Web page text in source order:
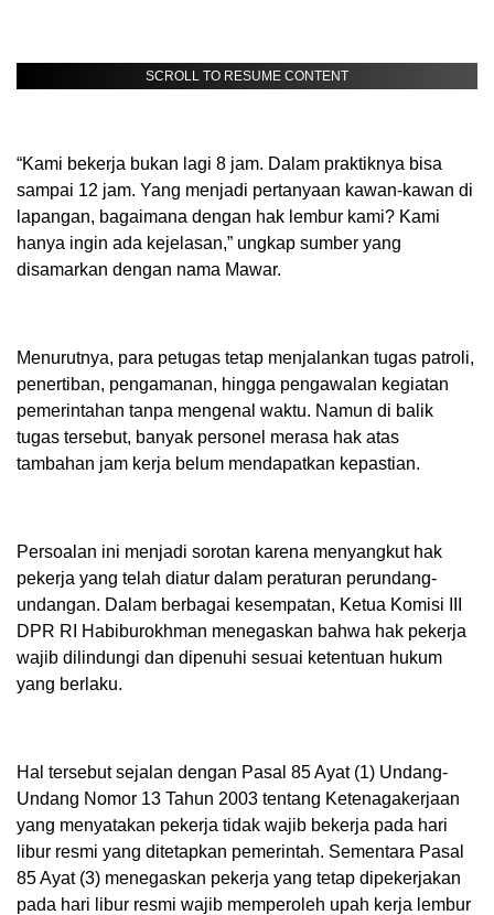
SCROLL TO RESUME CONTENT
“Kami bekerja bukan lagi 8 jam. Dalam praktiknya bisa
sampai 12 jam. Yang menjadi pertanyaan kawan-kawan di
lapangan, bagaimana dengan hak lembur kami? Kami
hanya ingin ada kejelasan,” ungkap sumber yang
disamarkan dengan nama Mawar.
Menurutnya, para petugas tetap menjalankan tugas patroli,
penertiban, pengamanan, hingga pengawalan kegiatan
pemerintahan tanpa mengenal waktu. Namun di balik
tugas tersebut, banyak personel merasa hak atas
tambahan jam kerja belum mendapatkan kepastian.
Persoalan ini menjadi sorotan karena menyangkut hak
pekerja yang telah diatur dalam peraturan perundang-
undangan. Dalam berbagai kesempatan, Ketua Komisi III
DPR RI Habiburokhman menegaskan bahwa hak pekerja
wajib dilindungi dan dipenuhi sesuai ketentuan hukum
yang berlaku.
Hal tersebut sejalan dengan Pasal 85 Ayat (1) Undang-
Undang Nomor 13 Tahun 2003 tentang Ketenagakerjaan
yang menyatakan pekerja tidak wajib bekerja pada hari
libur resmi yang ditetapkan pemerintah. Sementara Pasal
85 Ayat (3) menegaskan pekerja yang tetap dipekerjakan
pada hari libur resmi wajib memperoleh upah kerja lembur